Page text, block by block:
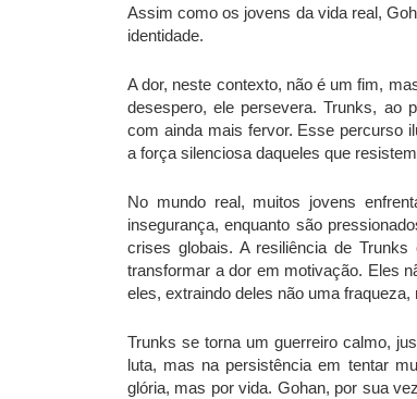
Assim como os jovens da vida real,
identidade.
A dor, neste contexto, não é um fim,
desespero, ele persevera. Trunks, ao
com ainda mais fervor. Esse percurso
a força silenciosa daqueles que
No mundo real, muitos jovens
insegurança, enquanto são
crises globais. A resiliência de
transformar a dor em motivação. Eles
eles, extraindo deles não uma
Trunks se torna um guerreiro calmo,
luta, mas na persistência em tentar
glória, mas por vida. Gohan, por sua